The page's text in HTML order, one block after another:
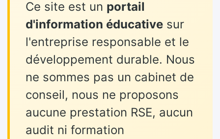
Ce site est un portail
d'information éducative sur
l'entreprise responsable et le
développement durable. Nous
ne sommes pas un cabinet de
conseil, nous ne proposons
aucune prestation RSE, aucun
audit ni formation